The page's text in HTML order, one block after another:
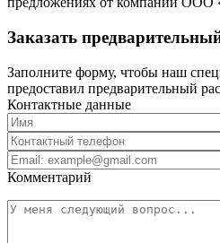
Заказать
Заполните форму, чтобы наш
предоставил предварительный
Контактные данные
Комментарий